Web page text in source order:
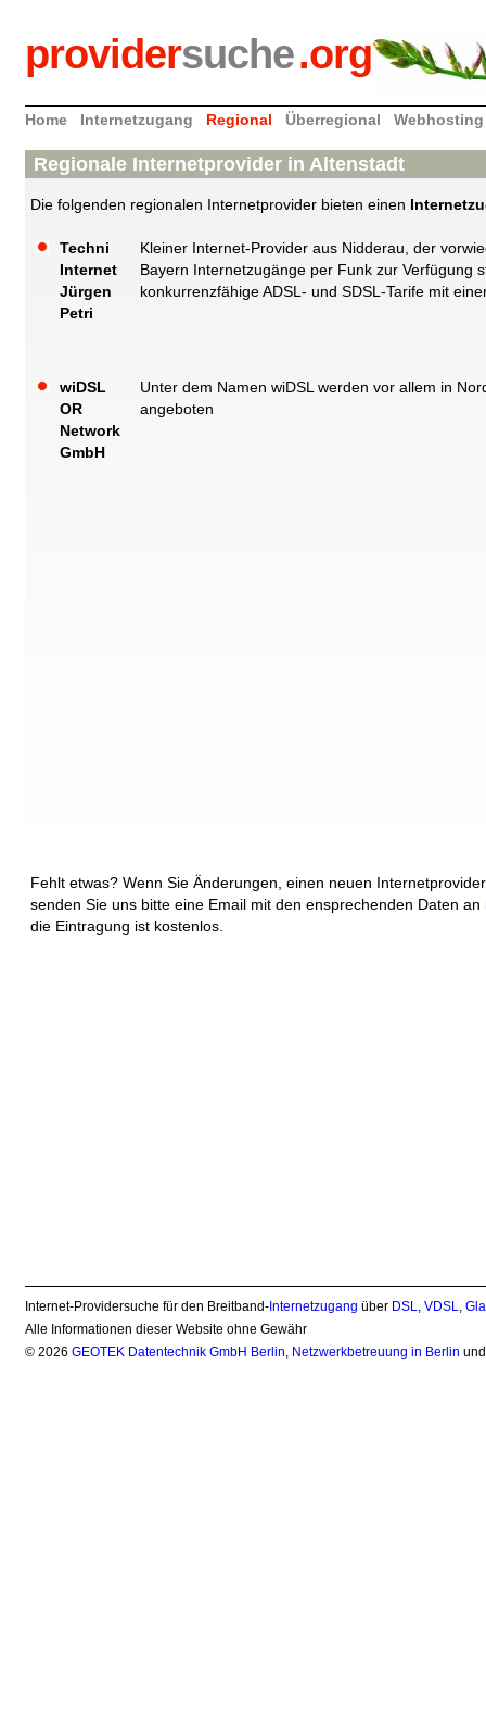
providersuche.org
Home Internetzugang Regional Überregional Webhosting
Regionale Internetprovider in Altenstadt
Die folgenden regionalen Internetprovider bieten einen
Techni
Internet
Jürgen
Petri
Kleiner Internet-Provider aus Nidderau, der
Bayern Internetzugänge per Funk zur Verfügung
konkurrenzfähige ADSL- und SDSL-Tarife mit
wiDSL
OR
Network
GmbH
Unter dem Namen wiDSL werden vor allem in
angeboten
Fehlt etwas? Wenn Sie Änderungen, einen neuen
senden Sie uns bitte eine Email mit den ensprechenden Daten an
die Eintragung ist kostenlos.
Internet-Providersuche für den Breitband- Internetzugang über DSL,VDSL,
Alle Informationen dieser Website ohne Gewähr
© 2026GEOTEK Datentechnik GmbH Berlin, Netzwerkbetreuung in Berlin